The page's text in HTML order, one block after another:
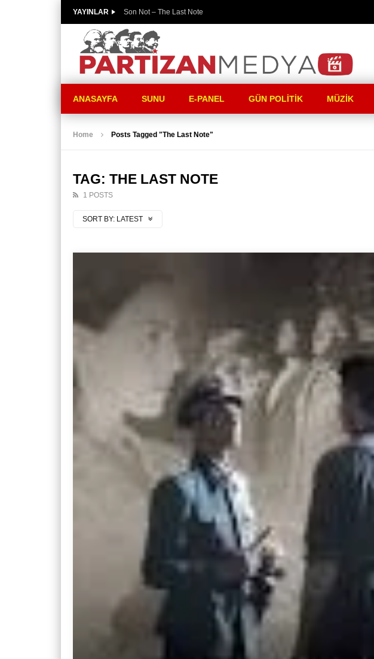
YAYINLAR Son Not – The Last Note
ANASAYFA SUNU E-PANEL GÜN POLITIK MÜZIK
Home Posts Tagged "The Last Note"
TAG: THE LAST NOTE
1 POSTS
SORT BY: LATEST